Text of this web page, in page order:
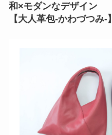
和×モダンなデザイン
【大人革包-かわづつみ-】